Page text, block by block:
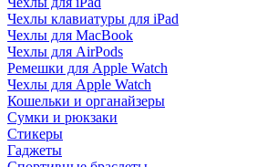
Чехлы клавиатуры для iPad
Чехлы для MacBook
Чехлы для AirPods
Ремешки для Apple Watch
Чехлы для Apple Watch
Кошельки и органайзеры
Сумки и рюкзаки
Стикеры
Гаджеты